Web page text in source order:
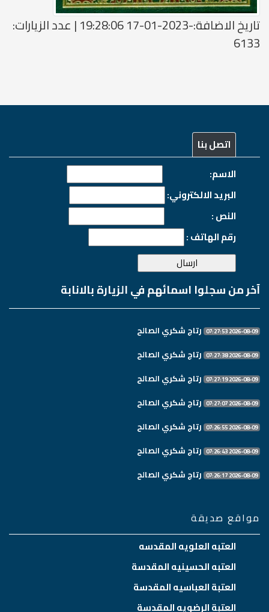
تاريخ الاضافة:-2023-01-17 19:28:06 | عدد الزيارات:
6133
اتصل بنا
الاسم:
البريد الالكتروني:
النص :
رقم الهاتف :
آخر من سجلوا اسمائهم في الزيارة بالانابة
2026-08-09 07:27:53 رتاج شكري الصالح
2026-08-09 07:27:38 رتاج شكري الصالح
2026-08-09 07:27:19 رتاج شكري الصالح
2026-08-09 07:27:07 رتاج شكري الصالح
2026-08-09 07:26:55 رتاج شكري الصالح
2026-08-09 07:26:43 رتاج شكري الصالح
2026-08-09 07:26:17 رتاج شكري الصالح
مواقع صديقة
العتبه العلويه المقدسه
العتبه الحسينيه المقدسة
العتبة العباسيه المقدسة
العتبة الرضويه المقدسة